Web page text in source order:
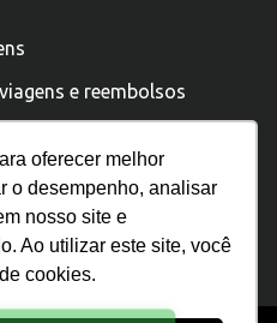
oferecer melhor
o desempenho, analisar
nosso site e
Ao utilizar este site, você
cookies.
e reembolsos